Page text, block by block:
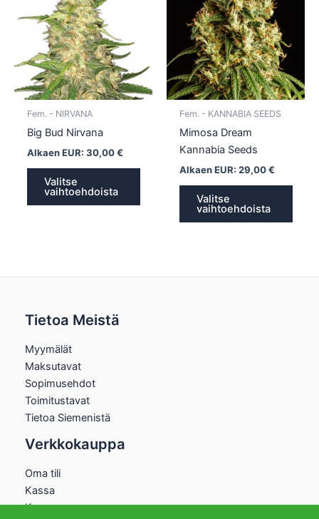
Fem. - NIRVANA
Big Bud Nirvana
Alkaen EUR: 30,00€
Valitse
vaihtoehdoista
muunnelma.
tehdä
valinnat
Fem. - KANNABIA SEEDS
Mimosa Dream
Kannabia Seeds
Alkaen EUR: 29,00€
Valitse
vaihtoehdoista
Tietoa Meistä
Myymälät
Maksutavat
Sopimusehdot
Toimitustavat
Tietoa Siemenistä
Verkkokauppa
Oma tili
Kassa
Kauppa